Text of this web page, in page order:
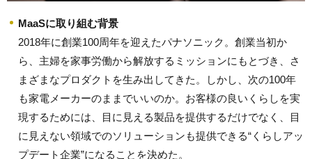
MaaSに取り組む背景
2018年に創業100周年を迎えたパナソニック。創業当初か
ら、主婦を家事労働から解放するミッションにもとづき、さ
まざまなプロダクトを生み出してきた。しかし、次の100年
も家電メーカーのままでいいのか。お客様の良いくらしを実
現するためには、目に見える製品を提供するだけでなく、目
に見えない領域でのソリューションも提供できる“くらしアッ
プデート企業”になることを決めた。